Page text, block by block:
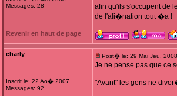
Messages: 28
afin qu'ils s'occupent de
de l'ali�nation tout �a !
Revenir en haut de page
charly
Inscrit le: 22 Ao� 2007
Messages: 92
Post� le: 29 Mai Jeu,
Je ne pense pas que ce
"Avant" les gens ne